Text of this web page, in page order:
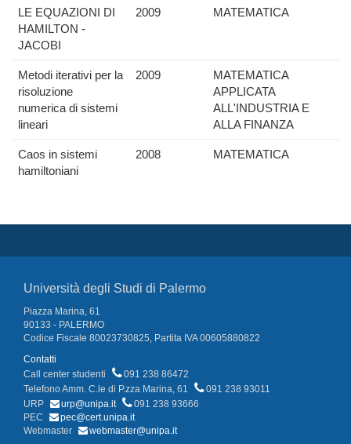
LE EQUAZIONI DI
HAMILTON -
JACOBI
2009 MATEMATICA
Metodi iterativi per la
risoluzione
numerica di sistemi
lineari
2009
MATEMATICA
APPLICATA
ALL'INDUSTRIA E
ALLA FINANZA
Caos in sistemi
hamiltoniani
2008 MATEMATICA
Università degli Studi di Palermo
Piazza Marina, 61
90133 - PALERMO
Codice Fiscale 80023730825, Partita IVA 00605880822
Contatti
Call center studenti
091 238 86472
Telefono Amm. C.le di P.zza Marina, 61
091 238 93011
URP
urp@unipa.it
091 238 93666
PEC
pec@cert.unipa.it
Webmaster
webmaster@unipa.it